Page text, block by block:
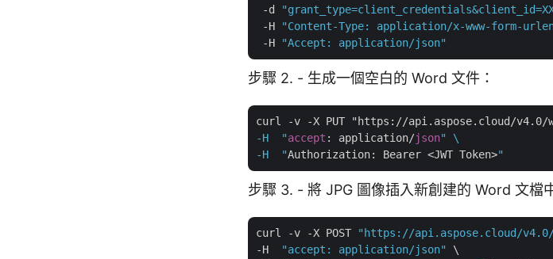
-d
-H
"Content-Type: application/x-www-form-
-H
"Accept: application/json"
步驟 2. - 生成一個空白的 Word 文件：
curl -v -X PUT "https://api.aspose.cloud/v4.0/
-H  "accept : application/json" \
-H  "Authorization: Bearer <JWT Token>
步驟 3. - 將 JPG 圖像插入新創建的 Word 文檔
curl -v -X POST "https://api.aspose.cloud/v4.0/
-H
"accept: application/json"
\